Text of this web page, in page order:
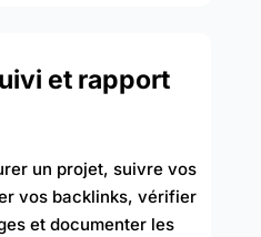
et rapport
un projet, suivre vos
vos backlinks, vérifier
et documenter les